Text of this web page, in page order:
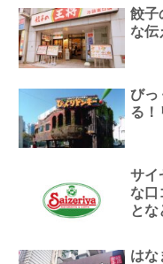
餃子
な伝
びっ
る！
サイ
な口
とな
はな